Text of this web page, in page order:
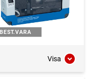
BEST.VARA
Visa